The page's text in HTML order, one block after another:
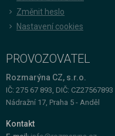
Změnit heslo
Nastavení cookies
PROVOZOVATEL
Rozmarýna CZ, s.r.o.
IČ: 275 67 893, DIČ: CZ27567893
Nádražní 17, Praha 5 - Anděl
Kontakt